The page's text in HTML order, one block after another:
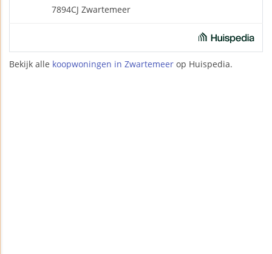
7894CJ Zwartemeer
Bekijk alle koopwoningen in Zwartemeer op Huispedia.